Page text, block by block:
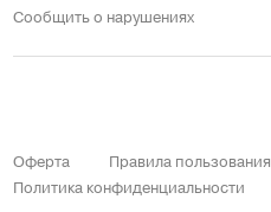
Сообщить о нарушениях
Оферта
Правила пользования
Политика конфиденциальности